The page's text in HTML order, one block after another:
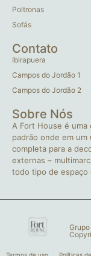
Poltronas
Sofás
Contato
Ibirapuera
Campos do Jordão 1
Campos do Jordão 2
Sobre Nós
A Fort House é uma
padrão onde em
completa para a
externas –
todo tipo de espaço